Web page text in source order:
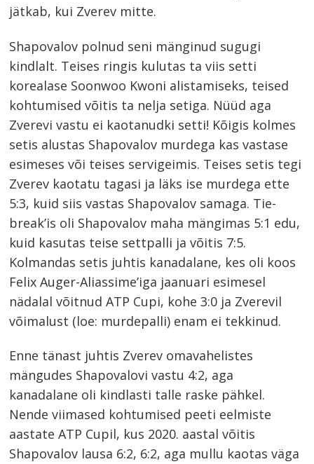
jätkab, kui Zverev mitte.
Shapovalov polnud seni mänginud sugugi
kindlalt. Teises ringis kulutas ta viis setti
korealase Soonwoo Kwoni alistamiseks, teised
kohtumised võitis ta nelja setiga. Nüüd aga
Zverevi vastu ei kaotanudki setti! Kõigis kolmes
setis alustas Shapovalov murdega kas vastase
esimeses või teises servigeimis. Teises setis tegi
Zverev kaotatu tagasi ja läks ise murdega ette
5:3, kuid siis vastas Shapovalov samaga. Tie-
break’is oli Shapovalov maha mängimas 5:1 edu,
kuid kasutas teise settpalli ja võitis 7:5.
Kolmandas setis juhtis kanadalane, kes oli koos
Felix Auger-Aliassime’iga jaanuari esimesel
nädalal võitnud ATP Cupi, kohe 3:0 ja Zverevil
võimalust (loe: murdepalli) enam ei tekkinud.
Enne tänast juhtis Zverev omavahelistes
mängudes Shapovalovi vastu 4:2, aga
kanadalane oli kindlasti talle raske pähkel.
Nende viimased kohtumised peeti eelmiste
aastate ATP Cupil, kus 2020. aastal võitis
Shapovalov lausa 6:2, 6:2, aga mullu kaotas väga